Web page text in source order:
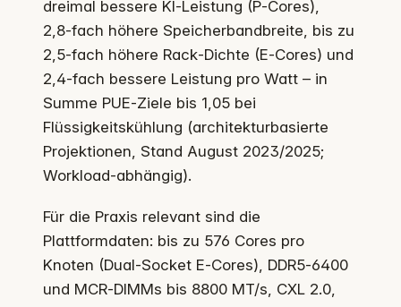
dreimal bessere KI‑Leistung (P‑Cores),
2,8‑fach höhere Speicherbandbreite, bis zu
2,5‑fach höhere Rack‑Dichte (E‑Cores) und
2,4‑fach bessere Leistung pro Watt – in
Summe PUE‑Ziele bis 1,05 bei
Flüssigkeitskühlung (architekturbasierte
Projektionen, Stand August 2023/2025;
Workload‑abhängig).
Für die Praxis relevant sind die
Plattformdaten: bis zu 576 Cores pro
Knoten (Dual‑Socket E‑Cores), DDR5‑6400
und MCR‑DIMMs bis 8800 MT/s, CXL 2.0,